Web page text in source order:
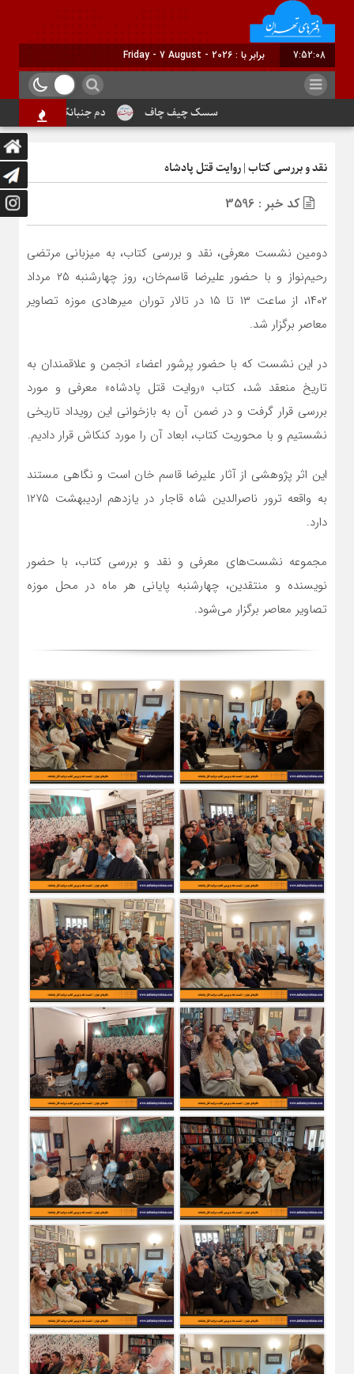
7:52:09 برابر با : Friday - 7 August - 2026
سسک چیف چاف دم جنبانک ابلق
نقد و بررسی کتاب | روایت قتل پادشاه
کد خبر : 3596
دومین نشست معرفی، نقد و بررسی کتاب، به میزبانی مرتضی
رحیم‌نواز و با حضور علیرضا قاسم‌خان، روز چهارشنبه ۲۵ مرداد
۱۴۰۲، از ساعت ۱۳ تا ۱۵ در تالار توران میرهادی موزه تصاویر
معاصر برگزار شد.
در این نشست که با حضور پرشور اعضاء انجمن و علاقمندان به
تاریخ منعقد شد، کتاب «روایت قتل پادشاه» معرفی و مورد
بررسی قرار گرفت و در ضمن آن به بازخوانی این رویداد تاریخی
نشستیم و با محوریت کتاب، ابعاد آن را مورد کنکاش قرار دادیم.
این اثر پژوهشی از آثار علیرضا قاسم خان است و نگاهی مستند
به واقعه ترور ناصرالدین شاه قاجار در یازدهم اردیبهشت ۱۲۷۵
دارد.
مجموعه نشست‌های معرفی و نقد و بررسی کتاب، با حضور
نویسنده و منتقدین، چهارشنبه پایانی هر ماه در محل موزه
تصاویر معاصر برگزار می‌شود.